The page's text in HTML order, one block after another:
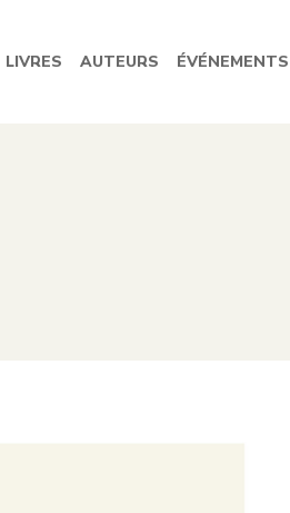
LIVRES AUTEURS ÉVÉNEMENTS